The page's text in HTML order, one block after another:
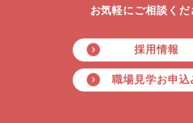
お気軽にご相談くだ
採用情報
職場見学お申込